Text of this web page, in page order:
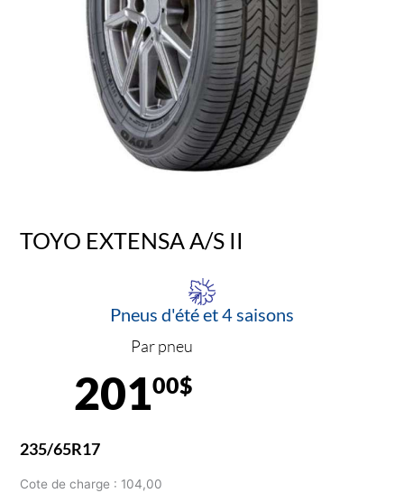
TOYO EXTENSA A/S II
Pneus d'été et 4 saisons
Par pneu
20100$
235/65R17
Cote de charge : 104,00